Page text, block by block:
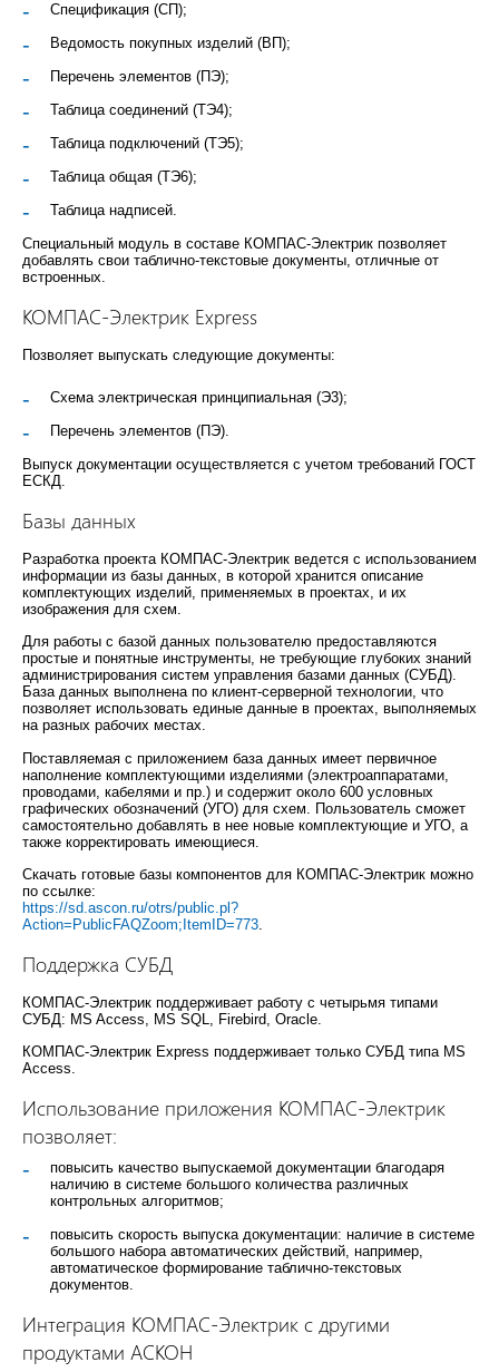
Спецификация (СП);
Ведомость покупных изделий (ВП);
Перечень элементов (ПЭ);
Таблица соединений (ТЭ4);
Таблица подключений (ТЭ5);
Таблица общая (ТЭ6);
Таблица надписей.
Специальный модуль в составе КОМПАС-Электрик позволяет
добавлять свои таблично-текстовые документы, отличные от
встроенных.
КОМПАС-Электрик Express
Позволяет выпускать следующие документы:
Схема электрическая принципиальная (Э3);
Перечень элементов (ПЭ).
Выпуск документации осуществляется с учетом требований ГОСТ
ЕСКД.
Базы данных
Разработка проекта КОМПАС-Электрик ведется с использованием
информации из базы данных, в которой хранится описание
комплектующих изделий, применяемых в проектах, и их
изображения для схем.
Для работы с базой данных пользователю предоставляются
простые и понятные инструменты, не требующие глубоких знаний
администрирования систем управления базами данных (СУБД).
База данных выполнена по клиент-серверной технологии, что
позволяет использовать единые данные в проектах, выполняемых
на разных рабочих местах.
Поставляемая с приложением база данных имеет первичное
наполнение комплектующими изделиями (электроаппаратами,
проводами, кабелями и пр.) и содержит около 600 условных
графических обозначений (УГО) для схем. Пользователь сможет
самостоятельно добавлять в нее новые комплектующие и УГО, а
также корректировать имеющиеся.
Скачать готовые базы компонентов для КОМПАС-Электрик можно
по ссылке:
https://sd.ascon.ru/otrs/public.pl?
Action=PublicFAQZoom;ItemID=773.
Поддержка СУБД
КОМПАС-Электрик поддерживает работу с четырьмя типами
СУБД: MS Access, MS SQL, Firebird, Oracle.
КОМПАС-Электрик Express поддерживает только СУБД типа MS
Access.
Использование приложения КОМПАС-Электрик
позволяет:
повысить качество выпускаемой документации благодаря
наличию в системе большого количества различных
контрольных алгоритмов;
повысить скорость выпуска документации: наличие в системе
большого набора автоматических действий, например,
автоматическое формирование таблично-текстовых
документов.
Интеграция КОМПАС-Электрик с другими
продуктами АСКОН